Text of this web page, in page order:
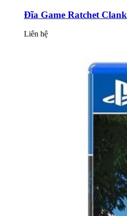
Đĩa Game Ratchet Clank
Liên hệ